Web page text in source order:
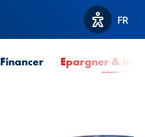
Afficher
FR
Financer Epargner &